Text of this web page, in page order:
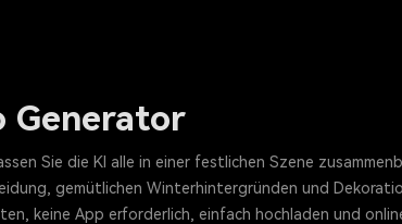
Generator
Sie die KI alle in einer festlichen Szene
gemütlichen Winterhintergründen und
keine App erforderlich, einfach hochladen und